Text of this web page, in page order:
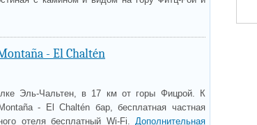
- El Chaltén
Эль-Чальтен, в 17 км от горы Фицрой. К
- El Chaltén бар, бесплатная частная
отеля бесплатный Wi-Fi. Дополнительная